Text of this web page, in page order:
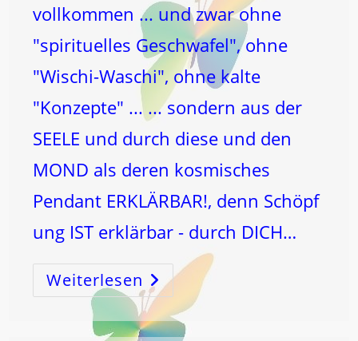
vollkommen ... und zwar ohne
"spirituelles Geschwafel", ohne
"Wischi-Waschi", ohne kalte
"Konzepte" ... ... sondern aus der
SEELE und durch diese und den
MOND als deren kosmisches
Pendant ERKLÄRBAR!, denn Schöpf
ung IST erklärbar - durch DICH…
Weiterlesen ALLES
Ist
HEILBAR
Aus
Dem
L